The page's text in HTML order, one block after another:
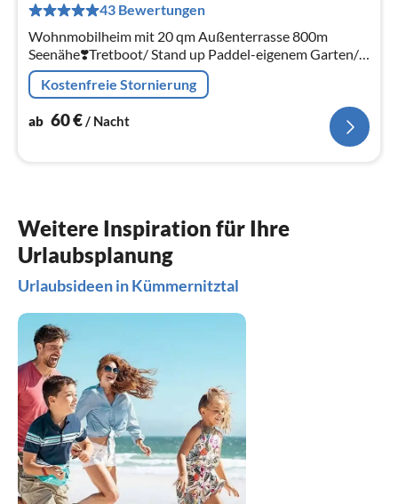
43 Bewertungen
Wohnmobilheim mit 20 qm Außenterrasse 800m
Seenähe❣️Tretboot/ Stand up Paddel-eigenem Garten/
Pavillon/Fahrräder/Trampolin -etwas für
Naturliebhaber❤Romantiker❤Kleiner Familie❤
Kostenfreie Stornierung
ab 60€/ Nacht
Weitere Inspiration für Ihre
Urlaubsplanung
Urlaubsideen in Kümmernitztal